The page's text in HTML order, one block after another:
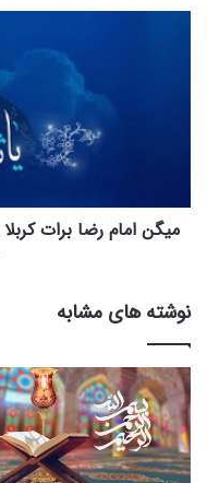
امام
رضا
عیدی
بگیر
میگن امام رضا برات
نوشته های مشابه